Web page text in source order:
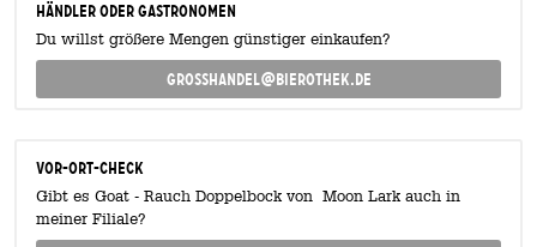
Händler oder Gastronomen
Du willst größere Mengen günstiger einkaufen?
grosshandel@bierothek.de
Vor-Ort-Check
Gibt es Goat - Rauch Doppelbock von Moon Lark auch in
meiner Filiale?